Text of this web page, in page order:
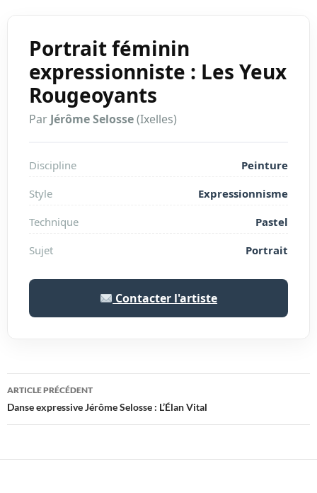
Portrait féminin
expressionniste : Les Yeux
Rougeoyants
Par Jérôme Selosse(Ixelles)
Discipline
Peinture
Style
Expressionnisme
Technique
Pastel
Sujet
Portrait
Contacter l'artiste
Navigation
des
ARTICLE PRÉCÉDENT
Danse expressive Jérôme Selosse : L’Élan Vital